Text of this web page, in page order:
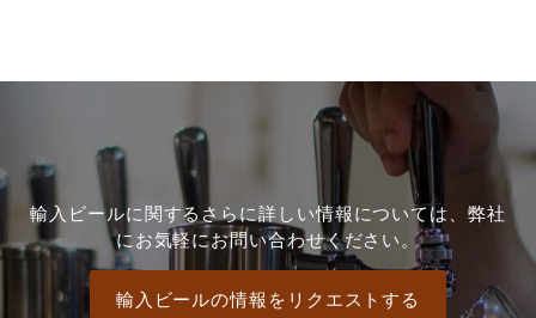
輸入ビールに関するさらに詳しい情報については、弊社
にお気軽にお問い合わせください。
輸入ビールの情報をリクエストする